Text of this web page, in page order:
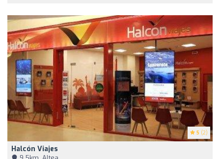
5 (2)
Halcón Viajes